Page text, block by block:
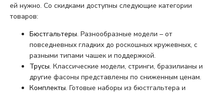
ей нужно. Со скидками доступны следующие категории
товаров:
Бюстгальтеры. Разнообразные модели – от
повседневных гладких до роскошных кружевных, с
разными типами чашек и поддержкой.
Трусы. Классические модели, стринги, бразилианы и
другие фасоны представлены по сниженным ценам.
Комплекты. Готовые наборы из бюстгальтера и